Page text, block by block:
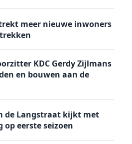
meer nieuwe inwoners
KDC Gerdy Zijlmans
en bouwen aan de
de Langstraat kijkt met
eerste seizoen